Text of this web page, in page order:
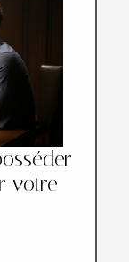
votre